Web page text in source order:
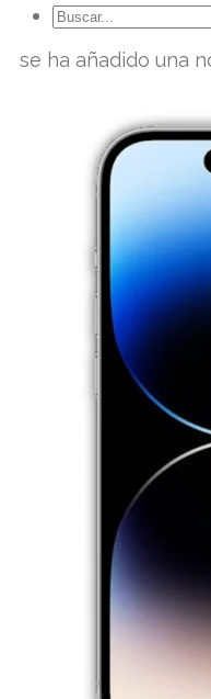
se ha añadido una